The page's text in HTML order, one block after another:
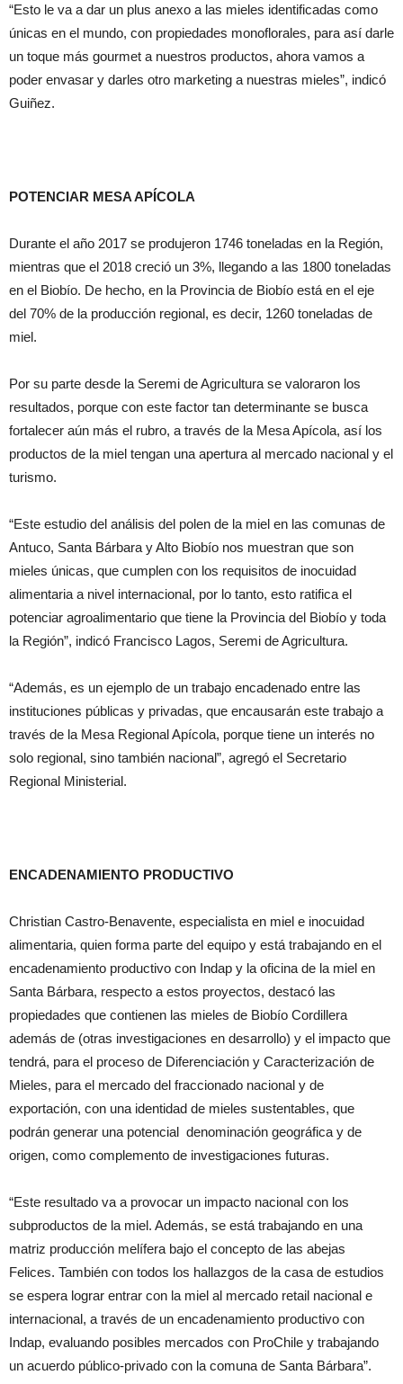
“Esto le va a dar un plus anexo a las mieles identificadas como
únicas en el mundo, con propiedades monoflorales, para así darle
un toque más gourmet a nuestros productos, ahora vamos a
poder envasar y darles otro marketing a nuestras mieles”, indicó
Guiñez.
POTENCIAR MESA APÍCOLA
Durante el año 2017 se produjeron 1746 toneladas en la Región,
mientras que el 2018 creció un 3%, llegando a las 1800 toneladas
en el Biobío. De hecho, en la Provincia de Biobío está en el eje
del 70% de la producción regional, es decir, 1260 toneladas de
miel.
Por su parte desde la Seremi de Agricultura se valoraron los
resultados, porque con este factor tan determinante se busca
fortalecer aún más el rubro, a través de la Mesa Apícola, así los
productos de la miel tengan una apertura al mercado nacional y el
turismo.
“Este estudio del análisis del polen de la miel en las comunas de
Antuco, Santa Bárbara y Alto Biobío nos muestran que son
mieles únicas, que cumplen con los requisitos de inocuidad
alimentaria a nivel internacional, por lo tanto, esto ratifica el
potenciar agroalimentario que tiene la Provincia del Biobío y toda
la Región”, indicó Francisco Lagos, Seremi de Agricultura.
“Además, es un ejemplo de un trabajo encadenado entre las
instituciones públicas y privadas, que encausarán este trabajo a
través de la Mesa Regional Apícola, porque tiene un interés no
solo regional, sino también nacional”, agregó el Secretario
Regional Ministerial.
ENCADENAMIENTO PRODUCTIVO
Christian Castro-Benavente, especialista en miel e inocuidad
alimentaria, quien forma parte del equipo y está trabajando en el
encadenamiento productivo con Indap y la oficina de la miel en
Santa Bárbara, respecto a estos proyectos, destacó las
propiedades que contienen las mieles de Biobío Cordillera
además de (otras investigaciones en desarrollo) y el impacto que
tendrá, para el proceso de Diferenciación y Caracterización de
Mieles, para el mercado del fraccionado nacional y de
exportación, con una identidad de mieles sustentables, que
podrán generar una potencial denominación geográfica y de
origen, como complemento de investigaciones futuras.
“Este resultado va a provocar un impacto nacional con los
subproductos de la miel. Además, se está trabajando en una
matriz producción melífera bajo el concepto de las abejas
Felices. También con todos los hallazgos de la casa de estudios
se espera lograr entrar con la miel al mercado retail nacional e
internacional, a través de un encadenamiento productivo con
Indap, evaluando posibles mercados con ProChile y trabajando
un acuerdo público-privado con la comuna de Santa Bárbara”.